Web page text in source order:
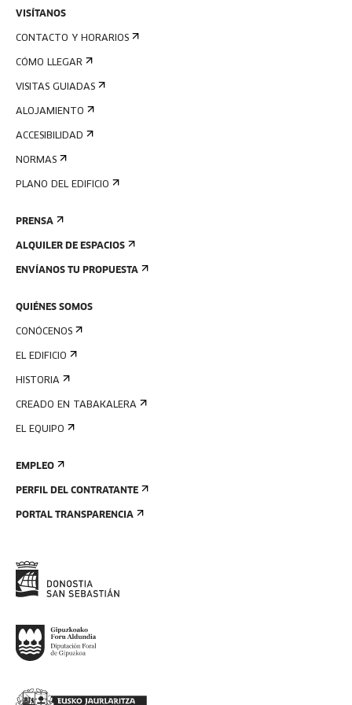
VISÍTANOS
CONTACTO Y HORARIOS
CÓMO LLEGAR
VISITAS GUIADAS
ALOJAMIENTO
ACCESIBILIDAD
NORMAS
PLANO DEL EDIFICIO
PRENSA
ALQUILER DE ESPACIOS
ENVÍANOS TU PROPUESTA
QUIÉNES SOMOS
CONÓCENOS
EL EDIFICIO
HISTORIA
CREADO EN TABAKALERA
EL EQUIPO
EMPLEO
PERFIL DEL CONTRATANTE
PORTAL TRANSPARENCIA